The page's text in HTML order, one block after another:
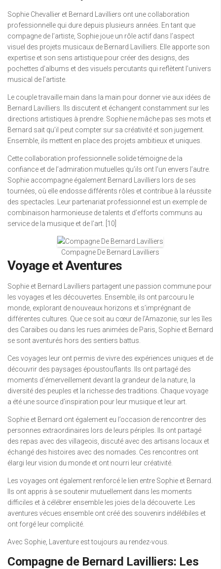
Sophie Chevallier et Bernard Lavilliers ont une collaboration
professionnelle qui dure depuis plusieurs années. En tant que
compagne de l’artiste, Sophie joue un rôle actif dans l’aspect
visuel des projets musicaux de Bernard Lavilliers. Elle apporte son
expertise et son sens artistique pour créer des designs, des
pochettes d’albums et des visuels percutants qui reflètent l’univers
musical de l’artiste.
Le couple travaille main dans la main pour donner vie aux idées de
Bernard Lavilliers. Ils discutent et échangent constamment sur les
directions artistiques à prendre. Sophie ne mâche pas ses mots et
Bernard sait qu’il peut compter sur sa créativité et son jugement.
Ensemble, ils mettent en place des projets ambitieux et uniques.
Cette collaboration professionnelle solide témoigne de la
confiance et de l’admiration mutuelles qu’ils ont l’un envers l’autre.
Sophie accompagne également Bernard Lavilliers lors de ses
tournées, où elle endosse différents rôles et contribue à la réussite
des spectacles. Leur partenariat professionnel est un exemple de
combinaison harmonieuse de talents et d’efforts communs au
service de la musique et de l’art. [10]
Compagne De Bernard Lavilliers
Voyage et Aventures
Sophie et Bernard Lavilliers partagent une passion commune pour
les voyages et les découvertes. Ensemble, ils ont parcouru le
monde, explorant de nouveaux horizons et s’imprégnant de
différentes cultures. Que ce soit au cœur de l’Amazonie, sur les îles
des Caraïbes ou dans les rues animées de Paris, Sophie et Bernard
se sont aventurés hors des sentiers battus.
Ces voyages leur ont permis de vivre des expériences uniques et de
découvrir des paysages époustouflants. Ils ont partagé des
moments d’émerveillement devant la grandeur de la nature, la
diversité des peuples et la richesse des traditions. Chaque voyage
a été une source d’inspiration pour leur musique et leur art.
Sophie et Bernard ont également eu l’occasion de rencontrer des
personnes extraordinaires lors de leurs périples. Ils ont partagé
des repas avec des villageois, discuté avec des artisans locaux et
échangé des histoires avec des nomades. Ces rencontres ont
élargi leur vision du monde et ont nourri leur créativité.
Les voyages ont également renforcé le lien entre Sophie et Bernard.
Ils ont appris à se soutenir mutuellement dans les moments
difficiles et à célébrer ensemble les joies de la découverte. Les
aventures vécues ensemble ont créé des souvenirs indélébiles et
ont forgé leur complicité.
Avec Sophie, Laventure est toujours au rendez-vous.
Compagne de Bernard Lavilliers: Les